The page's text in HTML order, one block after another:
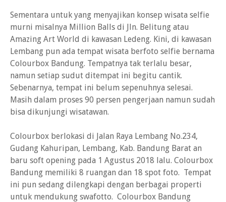
Sementara untuk yang menyajikan konsep wisata selfie
murni misalnya Million Balls di Jln. Belitung atau
Amazing Art World di kawasan Ledeng. Kini, di kawasan
Lembang pun ada tempat wisata berfoto selfie bernama
Colourbox Bandung. Tempatnya tak terlalu besar,
namun setiap sudut ditempat ini begitu cantik.
Sebenarnya, tempat ini belum sepenuhnya selesai.
Masih dalam proses 90 persen pengerjaan namun sudah
bisa dikunjungi wisatawan.
Colourbox berlokasi di Jalan Raya Lembang No.234,
Gudang Kahuripan, Lembang, Kab. Bandung Barat an
baru soft opening pada 1 Agustus 2018 lalu. Colourbox
Bandung memiliki 8 ruangan dan 18 spot foto. Tempat
ini pun sedang dilengkapi dengan berbagai properti
untuk mendukung swafotto. Colourbox Bandung